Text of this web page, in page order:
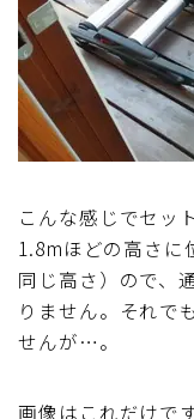
こんな感じでセッ
1.8mほどの高さに
同じ高さ）ので、
りません。それで
せんが…。
画像はこれだけで